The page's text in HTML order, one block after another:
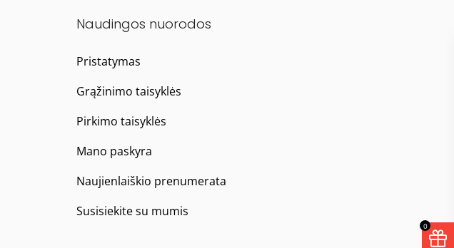
Naudingos nuorodos
Pristatymas
Grąžinimo taisyklės
Pirkimo taisyklės
Mano paskyra
Naujienlaiškio prenumerata
Susisiekite su mumis
0